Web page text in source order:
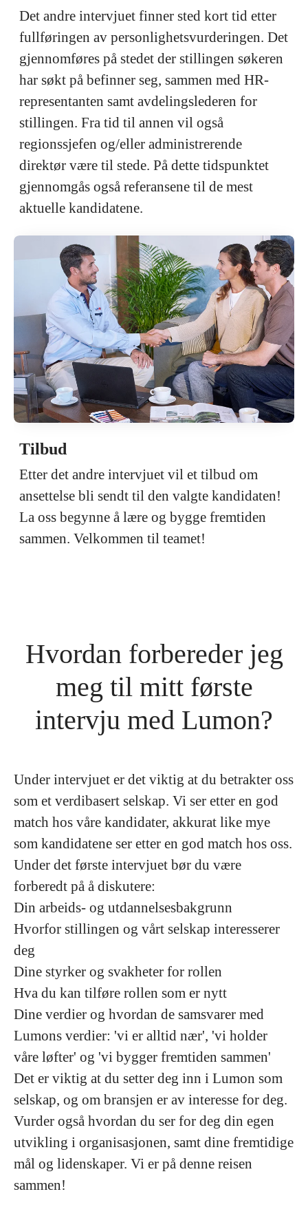
Det andre intervjuet finner sted kort tid etter
fullføringen av personlighetsvurderingen. Det
gjennomføres på stedet der stillingen søkeren
har søkt på befinner seg, sammen med HR-
representanten samt avdelingslederen for
stillingen. Fra tid til annen vil også
regionssjefen og/eller administrerende
direktør være til stede. På dette tidspunktet
gjennomgås også referansene til de mest
aktuelle kandidatene.
Tilbud
Etter det andre intervjuet vil et tilbud om
ansettelse bli sendt til den valgte kandidaten!
La oss begynne å lære og bygge fremtiden
sammen. Velkommen til teamet!
Hvordan forbereder jeg
meg til mitt første
intervju med Lumon?
Under intervjuet er det viktig at du betrakter oss
som et verdibasert selskap. Vi ser etter en god
match hos våre kandidater, akkurat like mye
som kandidatene ser etter en god match hos oss.
Under det første intervjuet bør du være
forberedt på å diskutere:
Din arbeids- og utdannelsesbakgrunn
Hvorfor stillingen og vårt selskap interesserer
deg
Dine styrker og svakheter for rollen
Hva du kan tilføre rollen som er nytt
Dine verdier og hvordan de samsvarer med
Lumons verdier: 'vi er alltid nær', 'vi holder
våre løfter' og 'vi bygger fremtiden sammen'
Det er viktig at du setter deg inn i Lumon som
selskap, og om bransjen er av interesse for deg.
Vurder også hvordan du ser for deg din egen
utvikling i organisasjonen, samt dine fremtidige
mål og lidenskaper. Vi er på denne reisen
sammen!